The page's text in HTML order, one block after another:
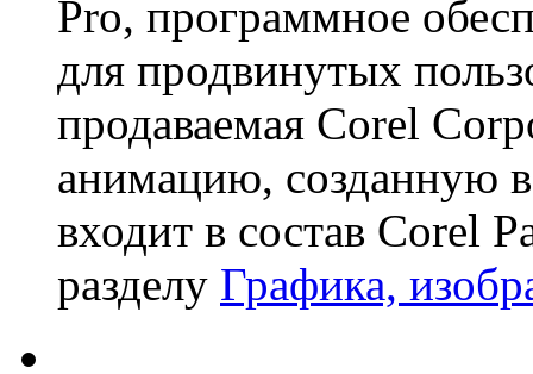
Pro, программное
для продвинутых
продаваемая Corel
анимацию, созданную
входит в состав Corel
разделу Графика,